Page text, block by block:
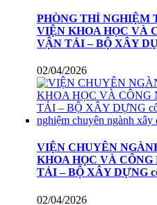
PHÒNG THÍ NGHIỆM
VIỆN KHOA HỌC VÀ
VẬN TẢI – BỘ XÂY
02/04/2026
VIỆN CHUYÊN
KHOA HỌC VÀ
TẢI – BỘ XÂY DỰNG
02/04/2026